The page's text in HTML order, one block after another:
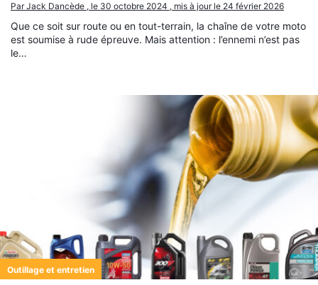
Par Jack Dancède , le 30 octobre 2024 , mis à jour le 24 février 2026
Que ce soit sur route ou en tout-terrain, la chaîne de votre moto
est soumise à rude épreuve. Mais attention : l’ennemi n’est pas
le…
Outillage et entretien